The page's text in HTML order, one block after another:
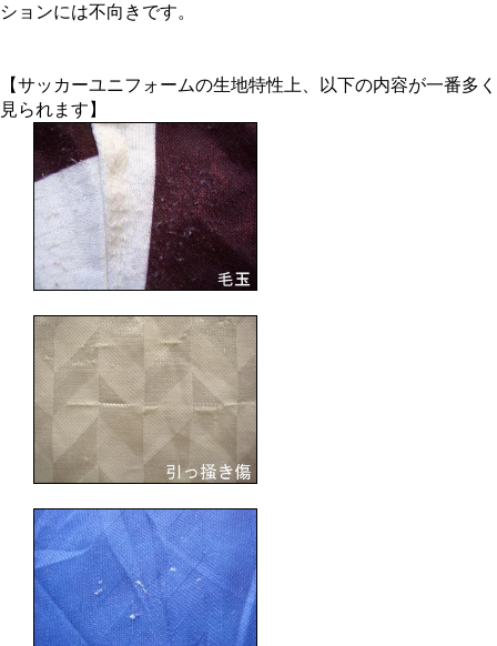
ションには不向きです。
【サッカーユニフォームの生地特性上、以下の内容が一番多く
見られます】